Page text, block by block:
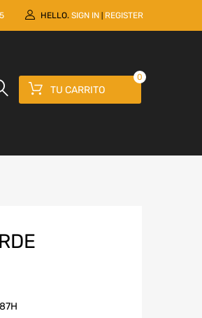
HELLO. SIGN IN REGISTER
TU CARRITO
0